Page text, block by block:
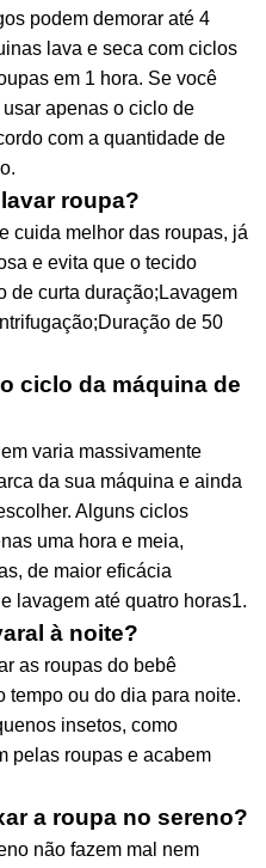
podem demorar até 4
lava e seca com ciclos
em 1 hora. Se você
apenas o ciclo de
com a quantidade de
roupa?
cuida melhor das roupas, já
e evita que o tecido
de curta duração;Lavagem
de 50
ciclo da máquina de
varia massivamente
da sua máquina e ainda
Alguns ciclos
uma hora e meia,
de maior eficácia
lavagem até quatro horas1.
à noite?
as roupas do bebê
tempo ou do dia para noite.
insetos, como
pelas roupas e acabem
a roupa no sereno?
não fazem mal nem